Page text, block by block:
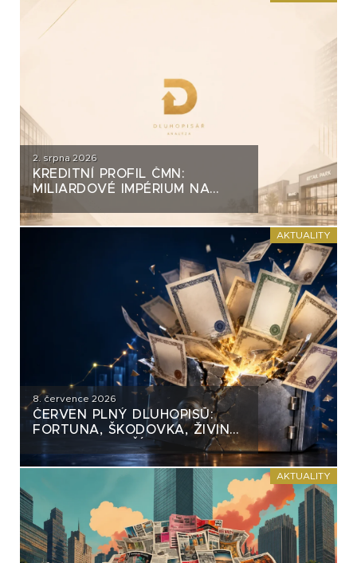
2. srpna 2026
KREDITNÍ PROFIL ČMN:
MILIARDOVÉ IMPÉRIUM NA
AKTUALITY
8. července 2026
ČERVEN PLNÝ DLUHOPISŮ:
FORTUNA, ŠKODOVKA, ŽIVINA
A MNOHO DALŠÍCH
AKTUALITY